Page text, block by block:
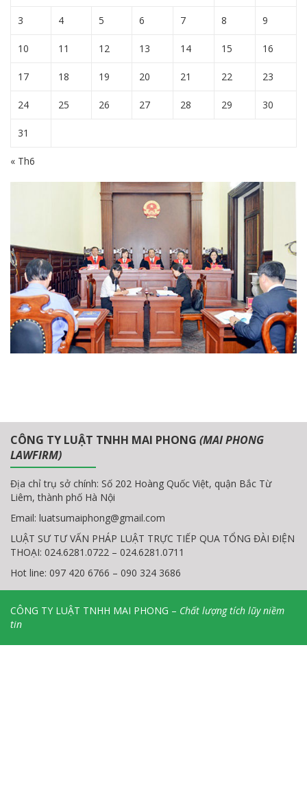
3 4 5 6 7 8 9
10 11 12 13 14 15 16
17 18 19 20 21 22 23
24 25 26 27 28 29 30
31
« Th6
CÔNG TY LUẬT TNHH MAI PHONG (MAI PHONG
LAWFIRM)
Địa chỉ trụ sở chính: Số 202 Hoàng Quốc Việt, quận Bắc Từ
Liêm, thành phố Hà Nội
Email: luatsumaiphong@gmail.com
LUẬT SƯ TƯ VẤN PHÁP LUẬT TRỰC TIẾP QUA TỔNG ĐÀI ĐIỆN
THOẠI: 024.6281.0722 – 024.6281.0711
Hot line: 097 420 6766 – 090 324 3686
CÔNG TY LUẬT TNHH MAI PHONG – Chất lượng tích lũy niềm
tin